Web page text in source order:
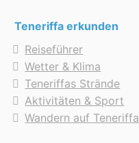
Teneriffa erkunden
Reiseführer
Wetter & Klima
Teneriffas Strände
Aktivitäten & Sport
Wandern auf Teneriffa